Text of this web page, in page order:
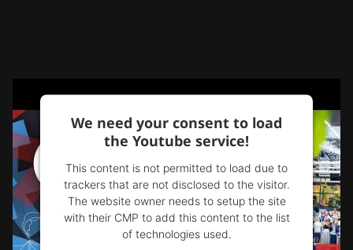
We need your consent to load
the Youtube service!
This content is not permitted to load due to
trackers that are not disclosed to the visitor.
The website owner needs to setup the site
with their CMP to add this content to the list
of technologies used.